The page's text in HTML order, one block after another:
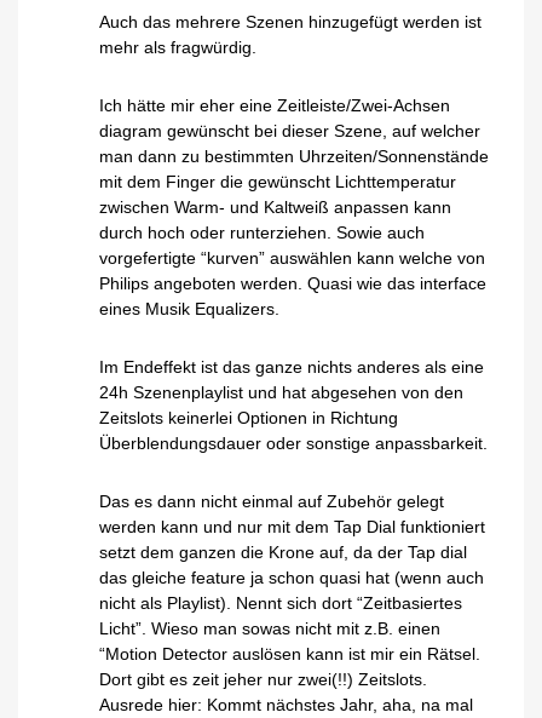
Auch das mehrere Szenen hinzugefügt werden ist
mehr als fragwürdig.
Ich hätte mir eher eine Zeitleiste/Zwei-Achsen
diagram gewünscht bei dieser Szene, auf welcher
man dann zu bestimmten Uhrzeiten/Sonnenstände
mit dem Finger die gewünscht Lichttemperatur
zwischen Warm- und Kaltweiß anpassen kann
durch hoch oder runterziehen. Sowie auch
vorgefertigte “kurven” auswählen kann welche von
Philips angeboten werden. Quasi wie das interface
eines Musik Equalizers.
Im Endeffekt ist das ganze nichts anderes als eine
24h Szenenplaylist und hat abgesehen von den
Zeitslots keinerlei Optionen in Richtung
Überblendungsdauer oder sonstige anpassbarkeit.
Das es dann nicht einmal auf Zubehör gelegt
werden kann und nur mit dem Tap Dial funktioniert
setzt dem ganzen die Krone auf, da der Tap dial
das gleiche feature ja schon quasi hat (wenn auch
nicht als Playlist). Nennt sich dort “Zeitbasiertes
Licht”. Wieso man sowas nicht mit z.B. einen
“Motion Detector auslösen kann ist mir ein Rätsel.
Dort gibt es zeit jeher nur zwei(!!) Zeitslots.
Ausrede hier: Kommt nächstes Jahr, aha, na mal